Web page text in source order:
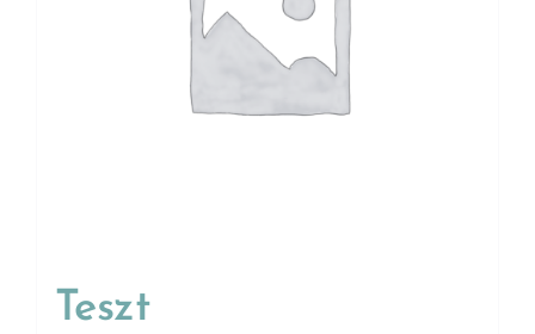
Teszt